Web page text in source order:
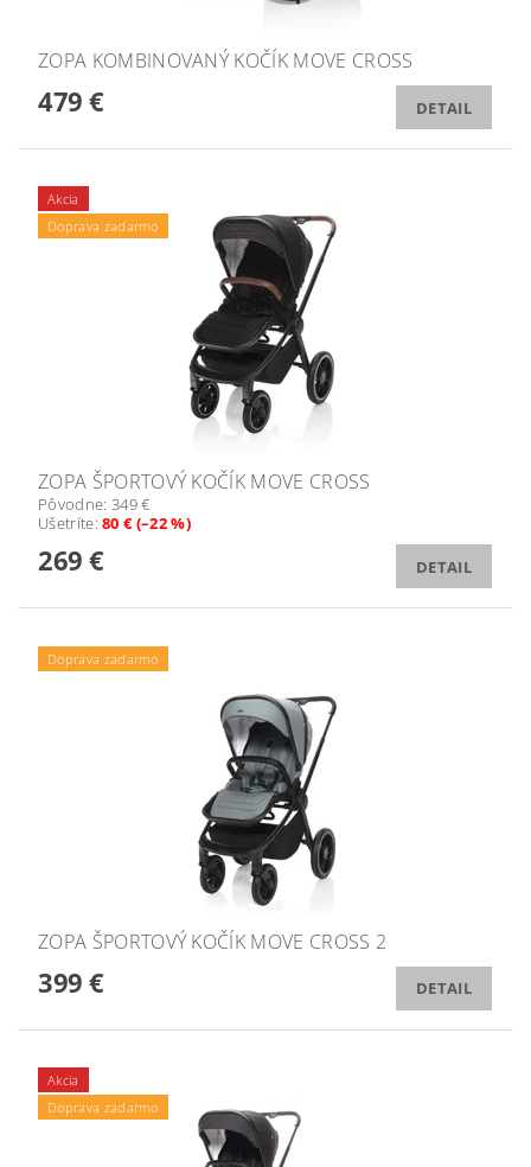
ZOPA KOMBINOVANÝ KOČÍK MOVE CROSS
479 € DETAIL
Akcia
Doprava zadarmo
ZOPA ŠPORTOVÝ KOČÍK MOVE CROSS
Pôvodne: 349 €
Ušetríte:80 € (–22 %)
269 € DETAIL
Doprava zadarmo
ZOPA ŠPORTOVÝ KOČÍK MOVE CROSS 2
399 € DETAIL
Akcia
Doprava zadarmo